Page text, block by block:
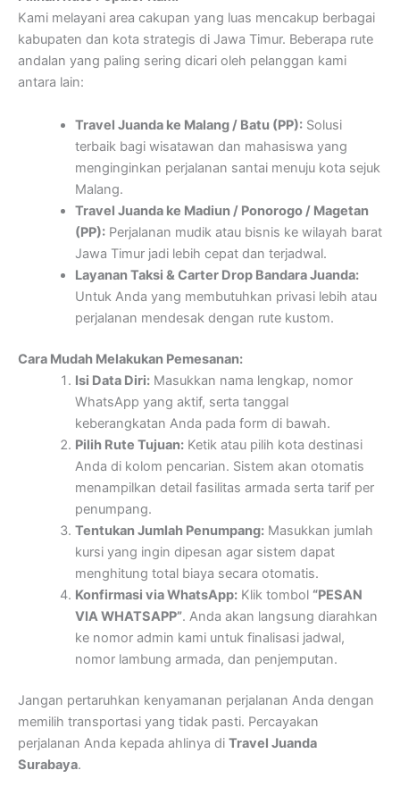
Kami melayani area cakupan yang luas mencakup berbagai
kabupaten dan kota strategis di Jawa Timur. Beberapa rute
andalan yang paling sering dicari oleh pelanggan kami
antara lain:
Travel Juanda ke Malang / Batu (PP):Solusi
terbaik bagi wisatawan dan mahasiswa yang
menginginkan perjalanan santai menuju kota sejuk
Malang.
Travel Juanda ke Madiun / Ponorogo / Magetan
(PP):Perjalanan mudik atau bisnis ke wilayah barat
Jawa Timur jadi lebih cepat dan terjadwal.
Layanan Taksi & Carter Drop Bandara Juanda:
Untuk Anda yang membutuhkan privasi lebih atau
perjalanan mendesak dengan rute kustom.
Cara Mudah Melakukan Pemesanan:
Isi Data Diri:Masukkan nama lengkap, nomor
WhatsApp yang aktif, serta tanggal
keberangkatan Anda pada form di bawah.
Pilih Rute Tujuan:Ketik atau pilih kota destinasi
Anda di kolom pencarian. Sistem akan otomatis
menampilkan detail fasilitas armada serta tarif per
penumpang.
Tentukan Jumlah Penumpang:Masukkan jumlah
kursi yang ingin dipesan agar sistem dapat
menghitung total biaya secara otomatis.
Konfirmasi via WhatsApp:Klik tombol “PESAN
VIA WHATSAPP”. Anda akan langsung diarahkan
ke nomor admin kami untuk finalisasi jadwal,
nomor lambung armada, dan penjemputan.
Jangan pertaruhkan kenyamanan perjalanan Anda dengan
memilih transportasi yang tidak pasti. Percayakan
perjalanan Anda kepada ahlinya di Travel Juanda
Surabaya.